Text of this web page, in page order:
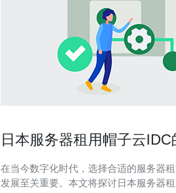
日本服务器租用帽子云IDC
在当今数字化时代，选择合适的服务器
发展至关重要。本文将探讨日本服务器